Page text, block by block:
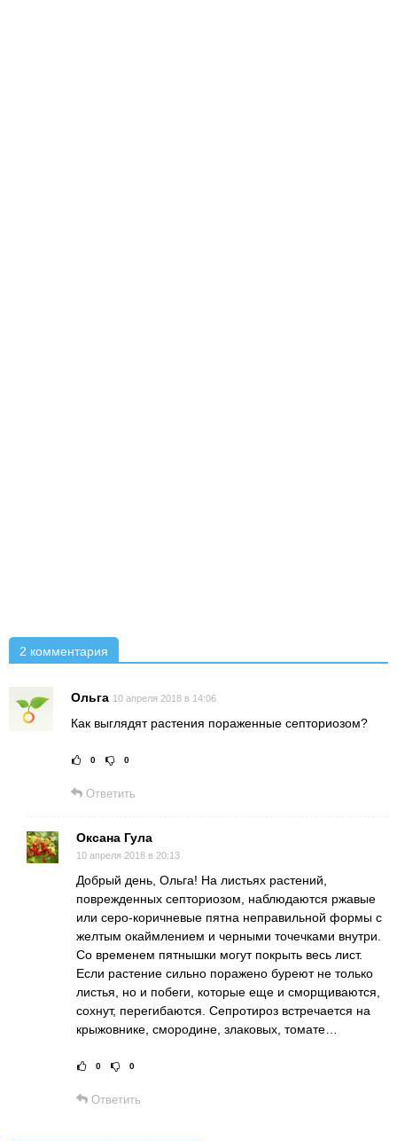
2 комментария
Ольга 10 апреля 2018 в 14:06
Как выглядят растения пораженные септориозом?
Рейтинг статьи:
0 0
Ответить
Оксана Гула
10 апреля 2018 в 20:13
Добрый день, Ольга! На листьях растений,
поврежденных септориозом, наблюдаются ржавые
или серо-коричневые пятна неправильной формы с
желтым окаймлением и черными точечками внутри.
Со временем пятнышки могут покрыть весь лист.
Если растение сильно поражено буреют не только
листья, но и побеги, которые еще и сморщиваются,
сохнут, перегибаются. Сепротироз встречается на
крыжовнике, смородине, злаковых, томате…
Рейтинг статьи:
0 0
Ответить